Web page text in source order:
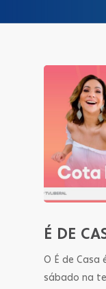
É DE
O É de Casa
sábado na